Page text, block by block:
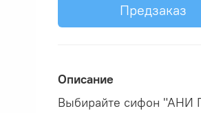
Предзаказ
Описание
Выбирайте сифон "АНИ